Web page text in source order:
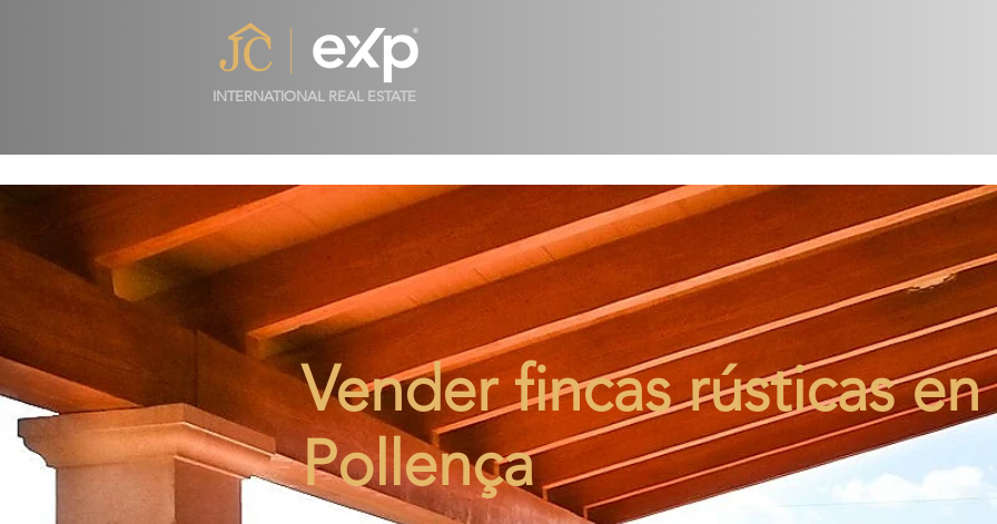
INTERNATIONAL REAL ESTATE
Vender fincas rústicas en
Pollença